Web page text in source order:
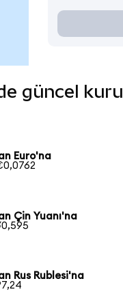
güncel kuru
Euro'na
Çin Yuanı'na
Rus Rublesi'na